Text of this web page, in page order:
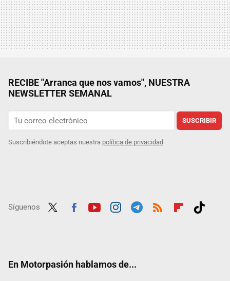
RECIBE "Arranca que nos vamos", NUESTRA
NEWSLETTER SEMANAL
SUSCRIBIR
Suscribiéndote aceptas nuestra política de privacidad
Síguenos
En Motorpasión hablamos de...